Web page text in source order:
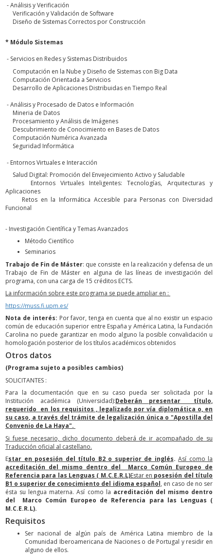
- Análisis y Verificación
Verificación y Validación de Software
Diseño de Sistemas Correctos por Construcción
* Módulo Sistemas
- Servicios en Redes y Sistemas Distribuidos
Computación en la Nube y Diseño de Sistemas con Big Data
Computación Orientada a Servicios
Desarrollo de Aplicaciones Distribuidas en Tiempo Real
- Análisis y Procesado de Datos e Información
Mineria de Datos
Procesamiento y Análisis de Imágenes
Descubrimiento de Conocimiento en Bases de Datos
Computación Numérica Avanzada
Seguridad Informática
- Entornos Virtuales e Interacción
Salud Digital: Promoción del Envejecimiento Activo y Saludable
Entornos Virtuales Inteligentes: Tecnologías, Arquitecturas y
Aplicaciones
Retos en la Informática Accesible para Personas con Diversidad
Funcional
- Investigación Científica y Temas Avanzados
Método Científico
Seminarios
Trabajo de Fin de Máster: que consiste en la realización y defensa de un
Trabajo de Fin de Máster en alguna de las líneas de investigación del
programa, con una carga de 15 créditos ECTS.
La información sobre este programa se puede ampliar en :
https://muss.fi.upm.es/
Nota de interés: Por favor, tenga en cuenta que al no existir un espacio
común de educación superior entre España y América Latina, la Fundación
Carolina no puede garantizar en modo alguno la posible convalidación u
homologación posterior de los títulos académicos obtenidos
Otros datos
(Programa sujeto a posibles cambios)
SOLICITANTES :
Para la documentación que en su caso pueda ser solicitada por la
Institución académica (Universidad):Deberán presentar título,
requerido en los requisitos , legalizado por vía diplomática o, en
su caso, a través del trámite de legalización única o "Apostilla del
Convenio de La Haya".
Si fuese necesario, dicho documento deberá de ir acompañado de su
Traducción oficial al castellano.
Estar en posesión del título B2 o superior de inglés. Así como la
acreditación del mismo dentro del Marco Común Europeo de
Referencia para las Lenguas ( M.C.E.R.L)Estar en posesión del título
B1 o superior de conocimiento del idioma español, en caso de no ser
ésta su lengua materna. Así como la acreditación del mismo dentro
del Marco Común Europeo de Referencia para las Lenguas (
M.C.E.R.L).
Requisitos
Ser nacional de algún país de América Latina miembro de la
Comunidad Iberoamericana de Naciones o de Portugal y residir en
alguno de ellos.